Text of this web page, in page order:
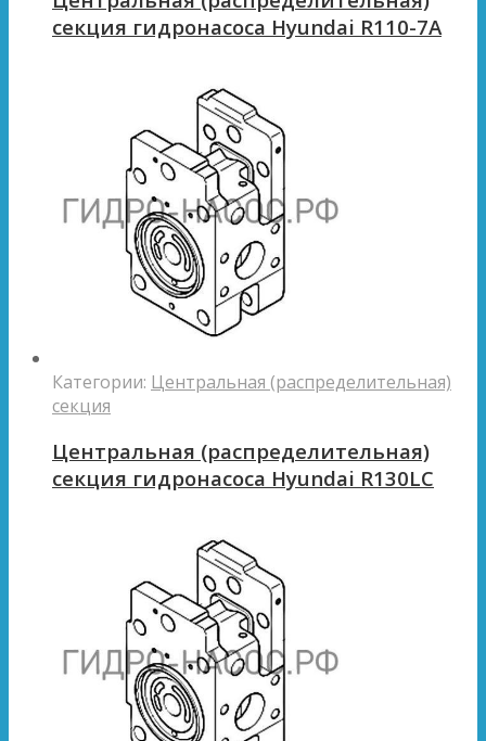
секция гидронасоса Hyundai R110-7A
Категории: Центральная (распределительная)
секция
Центральная (распределительная)
секция гидронасоса Hyundai R130LC